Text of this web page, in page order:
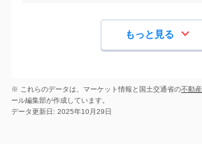
もっと見る
※ これらのデータは、マーケット情報と国土交通省の不動
ール編集部が作成しています。
データ更新日: 2025年10月29日